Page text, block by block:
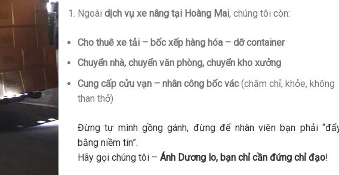
Ngoài dịch vụ xe nâng tại Hoàng Mai, chúng tôi còn:
Cho thuê xe tải – bốc xếp hàng hóa – dỡ container
Chuyển nhà, chuyển văn phòng, chuyển kho xưởng
Cung cấp cửu vạn – nhân công bốc vác(chăm chỉ, khỏe, không
than thở)
Đừng tự mình gồng gánh, đừng để nhân viên bạn phải
bằng niềm tin”.
Hãy gọi chúng tôi – Ánh Dương lo, bạn chỉ cần đứng chỉ đạo!